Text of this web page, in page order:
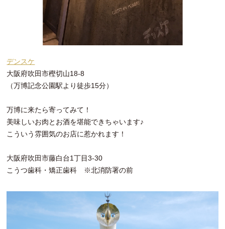
デンスケ
大阪府吹田市樫切山18-8
（万博記念公園駅より徒歩15分）
万博に来たら寄ってみて！
美味しいお肉とお酒を堪能できちゃいます♪
こういう雰囲気のお店に惹かれます！
大阪府吹田市藤白台1丁目3-30
こうつ歯科・矯正歯科 ※北消防署の前